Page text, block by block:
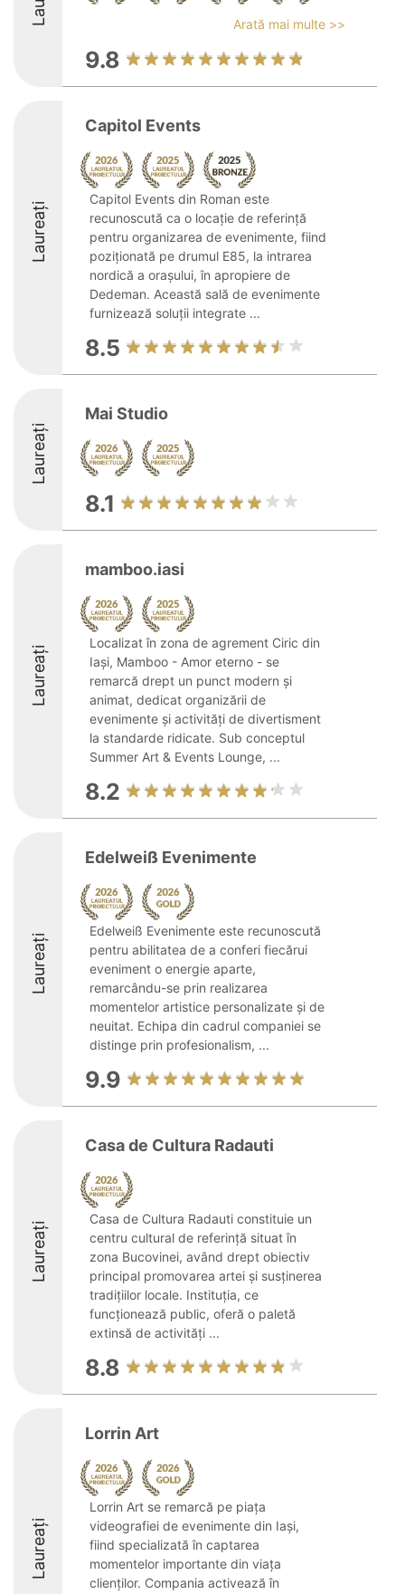
Arată mai multe >>
9.8
Laureați
Capitol Events
Capitol Events din Roman este
recunoscută ca o locație de referință
pentru organizarea de evenimente, fiind
poziționată pe drumul E85, la intrarea
nordică a orașului, în apropiere de
Dedeman. Această sală de evenimente
furnizează soluții integrate ...
8.5
Laureați
Mai Studio
8.1
Laureați
mamboo.iasi
Localizat în zona de agrement Ciric din
Iași, Mamboo - Amor eterno - se
remarcă drept un punct modern și
animat, dedicat organizării de
evenimente și activități de divertisment
la standarde ridicate. Sub conceptul
Summer Art & Events Lounge, ...
8.2
Laureați
Edelweiß Evenimente
Edelweiß Evenimente este recunoscută
pentru abilitatea de a conferi fiecărui
eveniment o energie aparte,
remarcându-se prin realizarea
momentelor artistice personalizate și de
neuitat. Echipa din cadrul companiei se
distinge prin profesionalism, ...
9.9
Laureați
Casa de Cultura Radauti
Casa de Cultura Radauti constituie un
centru cultural de referință situat în
zona Bucovinei, având drept obiectiv
principal promovarea artei și susținerea
tradițiilor locale. Instituția, ce
funcționează public, oferă o paletă
extinsă de activități ...
8.8
Laureați
Lorrin Art
Lorrin Art se remarcă pe piața
videografiei de evenimente din Iași,
fiind specializată în captarea
momentelor importante din viața
clienților. Compania activează în